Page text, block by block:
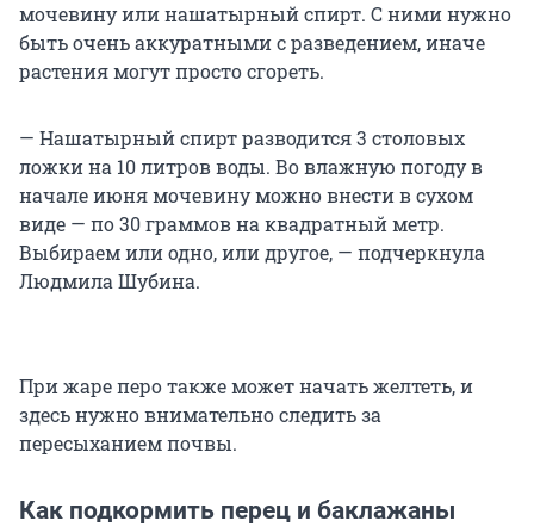
мочевину или нашатырный спирт. С ними нужно
быть очень аккуратными с разведением, иначе
растения могут просто сгореть.
— Нашатырный спирт разводится 3 столовых
ложки на 10 литров воды. Во влажную погоду в
начале июня мочевину можно внести в сухом
виде — по 30 граммов на квадратный метр.
Выбираем или одно, или другое, — подчеркнула
Людмила Шубина.
При жаре перо также может начать желтеть, и
здесь нужно внимательно следить за
пересыханием почвы.
Как подкормить перец и баклажаны